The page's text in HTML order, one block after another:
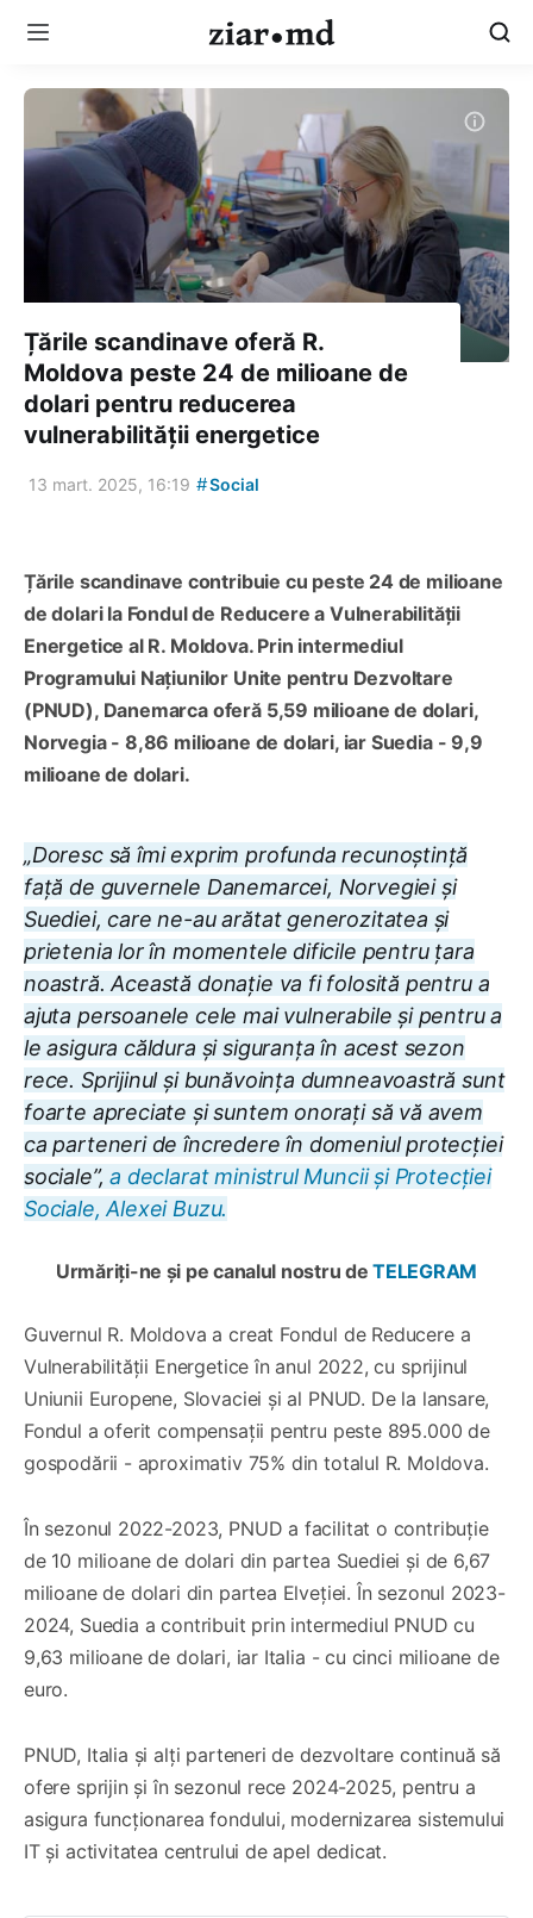
Țările scandinave oferă R.
Moldova peste 24 de milioane de
dolari pentru reducerea
vulnerabilității energetice
13 mart. 2025, 16:19 #Social
Țările scandinave contribuie cu peste 24 de milioane
de dolari la Fondul de Reducere a Vulnerabilității
Energetice al R. Moldova. Prin intermediul
Programului Națiunilor Unite pentru Dezvoltare
(PNUD), Danemarca oferă 5,59 milioane de dolari,
Norvegia - 8,86 milioane de dolari, iar Suedia - 9,9
milioane de dolari.
„Doresc să îmi exprim profunda recunoștință
față de guvernele Danemarcei, Norvegiei și
Suediei, care ne-au arătat generozitatea și
prietenia lor în momentele dificile pentru țara
noastră. Această donație va fi folosită pentru a
ajuta persoanele cele mai vulnerabile și pentru a
le asigura căldura și siguranța în acest sezon
rece. Sprijinul și bunăvoința dumneavoastră sunt
foarte apreciate și suntem onorați să vă avem
ca parteneri de încredere în domeniul protecției
sociale”,a declarat ministrul Muncii și Protecției
Sociale, Alexei Buzu.
Urmăriți-ne și pe canalul nostru de TELEGRAM
Guvernul R. Moldova a creat Fondul de Reducere a
Vulnerabilității Energetice în anul 2022, cu sprijinul
Uniunii Europene, Slovaciei și al PNUD. De la lansare,
Fondul a oferit compensații pentru peste 895.000 de
gospodării - aproximativ 75% din totalul R. Moldova.
În sezonul 2022-2023, PNUD a facilitat o contribuție
de 10 milioane de dolari din partea Suediei și de 6,67
milioane de dolari din partea Elveției. În sezonul 2023-
2024, Suedia a contribuit prin intermediul PNUD cu
9,63 milioane de dolari, iar Italia - cu cinci milioane de
euro.
PNUD, Italia și alți parteneri de dezvoltare continuă să
ofere sprijin și în sezonul rece 2024-2025, pentru a
asigura funcționarea fondului, modernizarea sistemului
IT și activitatea centrului de apel dedicat.